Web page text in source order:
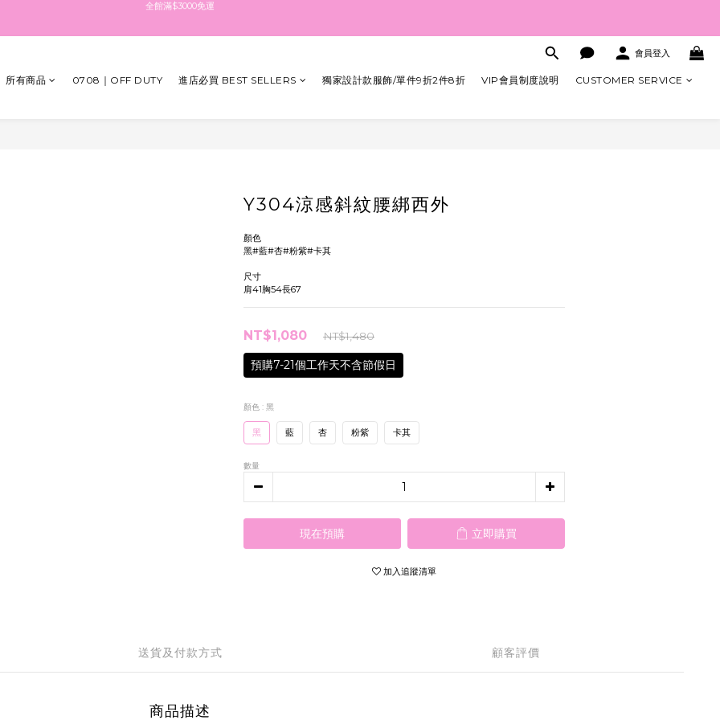
會員登入
所有商品 0708｜OFF DUTY 進店必買 BEST SELLERS 獨家設計款服飾/單件9折2件8折 VIP會員制度說明 CUSTOMER SERVICE
Y304涼感斜紋腰綁西外
顏色
黑#藍#杏#粉紫#卡其
尺寸
肩41胸54長67
NT$1,080 NT$1,480
預購7-21個工作天不含節假日
顏色 : 黑
黑 藍 杏 粉紫 卡其
數量
現在預購 立即購買
加入追蹤清單
送貨及付款方式 顧客評價
商品描述